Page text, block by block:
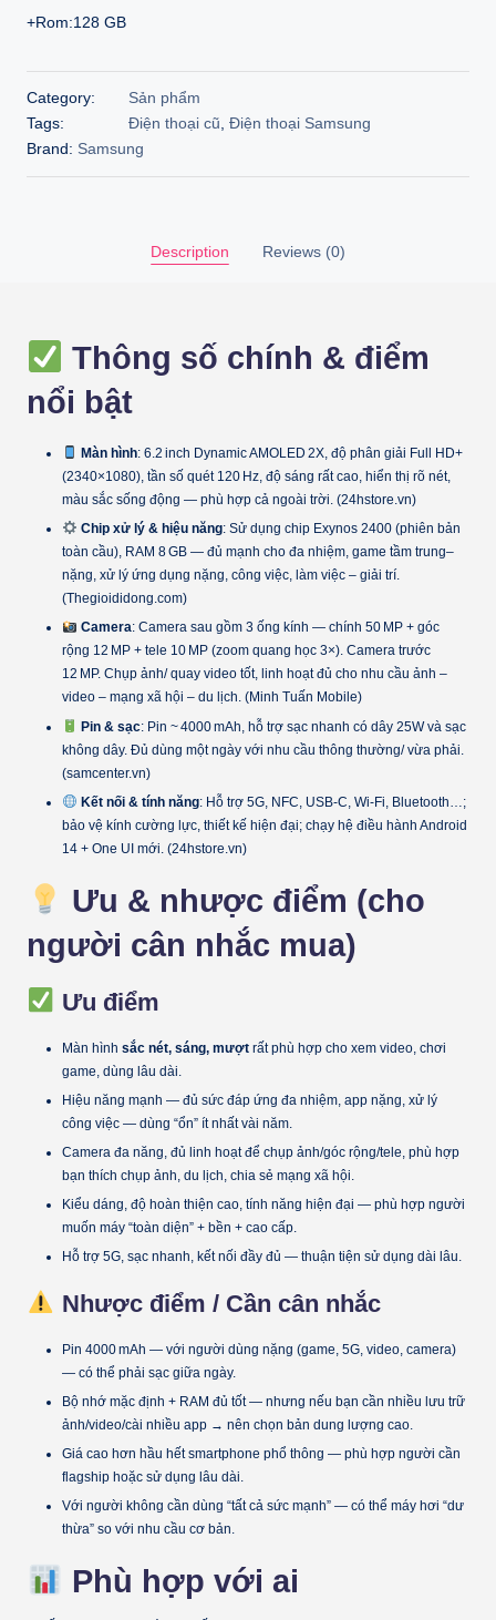
+Rom:128 GB
Category:
Sản phẩm
Tags:
Điện thoại cũ, Điện thoại Samsung
Brand: Samsung
Description Reviews (0)
Thông số chính & điểm
nổi bật
Màn hình: 6.2 inch Dynamic AMOLED 2X, độ phân giải Full HD+
(2340×1080), tần số quét 120 Hz, độ sáng rất cao, hiển thị rõ nét,
màu sắc sống động — phù hợp cả ngoài trời. (24hstore.vn)
Chip xử lý & hiệu năng: Sử dụng chip Exynos 2400 (phiên bản
toàn cầu), RAM 8 GB — đủ mạnh cho đa nhiệm, game tầm trung–
nặng, xử lý ứng dụng nặng, công việc, làm việc – giải trí.
(Thegioididong.com)
Camera: Camera sau gồm 3 ống kính — chính 50 MP + góc
rộng 12 MP + tele 10 MP (zoom quang học 3×). Camera trước
12 MP. Chụp ảnh/ quay video tốt, linh hoạt đủ cho nhu cầu ảnh –
video – mạng xã hội – du lịch. (Minh Tuấn Mobile)
Pin & sạc: Pin ~ 4000 mAh, hỗ trợ sạc nhanh có dây 25W và sạc
không dây. Đủ dùng một ngày với nhu cầu thông thường/ vừa phải.
(samcenter.vn)
Kết nối & tính năng: Hỗ trợ 5G, NFC, USB‑C, Wi‑Fi, Bluetooth…;
bảo vệ kính cường lực, thiết kế hiện đại; chạy hệ điều hành Android
14 + One UI mới. (24hstore.vn)
Ưu & nhược điểm (cho
người cân nhắc mua)
Ưu điểm
Màn hình sắc nét, sáng, mượt rất phù hợp cho xem video, chơi
game, dùng lâu dài.
Hiệu năng mạnh — đủ sức đáp ứng đa nhiệm, app nặng, xử lý
công việc — dùng “ổn” ít nhất vài năm.
Camera đa năng, đủ linh hoạt để chụp ảnh/góc rộng/tele, phù hợp
bạn thích chụp ảnh, du lịch, chia sẻ mạng xã hội.
Kiểu dáng, độ hoàn thiện cao, tính năng hiện đại — phù hợp người
muốn máy “toàn diện” + bền + cao cấp.
Hỗ trợ 5G, sạc nhanh, kết nối đầy đủ — thuận tiện sử dụng dài lâu.
Nhược điểm / Cần cân nhắc
Pin 4000 mAh — với người dùng nặng (game, 5G, video, camera)
— có thể phải sạc giữa ngày.
Bộ nhớ mặc định + RAM đủ tốt — nhưng nếu bạn cần nhiều lưu trữ
ảnh/video/cài nhiều app → nên chọn bản dung lượng cao.
Giá cao hơn hầu hết smartphone phổ thông — phù hợp người cần
flagship hoặc sử dụng lâu dài.
Với người không cần dùng “tất cả sức mạnh” — có thể máy hơi “dư
thừa” so với nhu cầu cơ bản.
Phù hợp với ai